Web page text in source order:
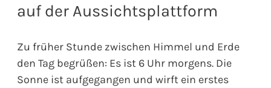
auf der Aussichtsplattform
Zu früher Stunde zwischen Himmel und Erde
den Tag begrüßen: Es ist 6 Uhr morgens. Die
Sonne ist aufgegangen und wirft ein erstes